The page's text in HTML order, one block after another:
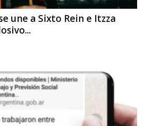
une a Sixto Rein e Itzza